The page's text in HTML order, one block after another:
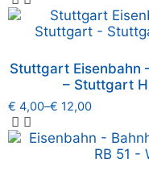
Stuttgart Eisenbahn
– Stuttgart
€ 4,00–€ 12,00